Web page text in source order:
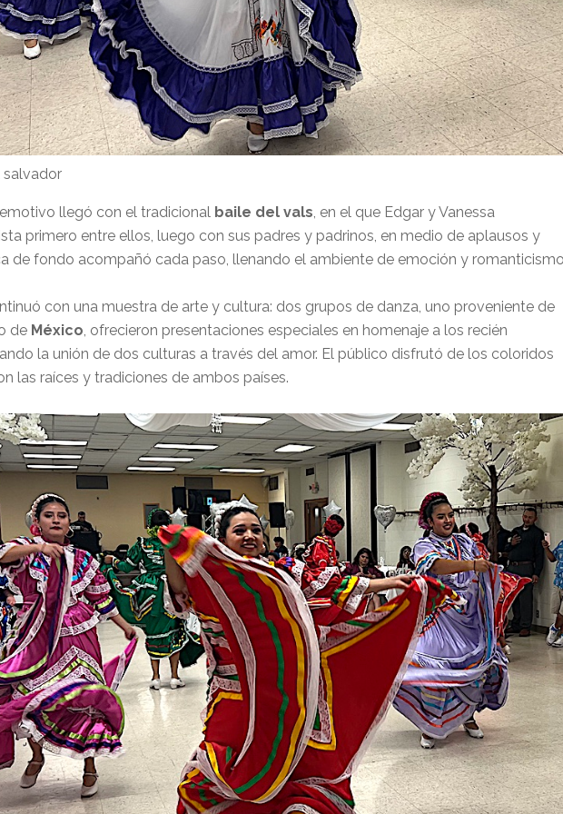
salvador
llegó con el tradicional baile del vals, en el que Edgar y Vanessa
primero entre ellos, luego con sus padres y padrinos, en medio de aplausos y
de fondo acompañó cada paso, llenando el ambiente de emoción y
con una muestra de arte y cultura: dos grupos de danza, uno proveniente de
de México, ofrecieron presentaciones especiales en homenaje a los recién
la unión de dos culturas a través del amor. El público disfrutó de los coloridos
las raíces y tradiciones de ambos países.